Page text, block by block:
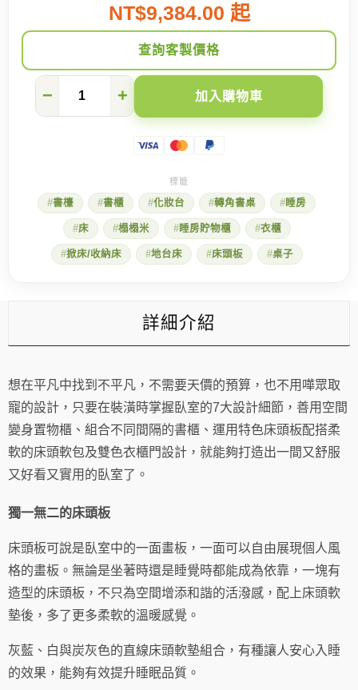
NT$9,384.00 起
查詢客製價格
中
室
− + 加入購物車
書檯 書櫃 化妝台 轉角書桌 睡房
床 榻榻米 睡房貯物櫃 衣櫃
掀床/收納床 地台床 床頭板 桌子
詳細介紹
想在平凡中找到不平凡，不需要天價的預算，也不用嘩眾取
寵的設計，只要在裝潢時掌握臥室的7大設計細節，善用空間
變身置物櫃、組合不同間隔的書櫃、運用特色床頭板配搭柔
軟的床頭軟包及雙色衣櫃門設計，就能夠打造出一間又舒服
又好看又實用的臥室了。
獨一無二的床頭板
床頭板可說是臥室中的一面畫板，一面可以自由展現個人風
格的畫板。無論是坐著時還是睡覺時都能成為依靠，一塊有
造型的床頭板，不只為空間增添和諧的活潑感，配上床頭軟
墊後，多了更多柔軟的溫暖感覺。
灰藍、白與炭灰色的直線床頭軟墊組合，有種讓人安心入睡
的效果，能夠有效提升睡眠品質。